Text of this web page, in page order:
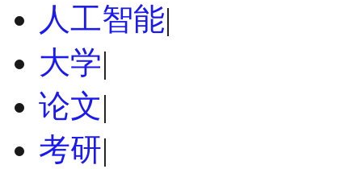
人工智能|
大学|
论文|
考研|